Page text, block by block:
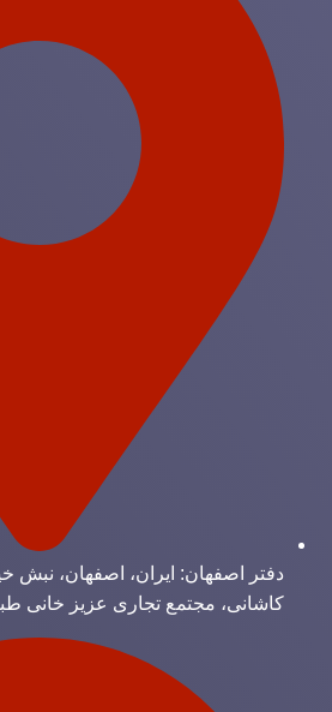
دفتر اصفهان: ایران، اصفهان، نبش
کاشانی، مجتمع تجاری عزیز خانی طبقه 3